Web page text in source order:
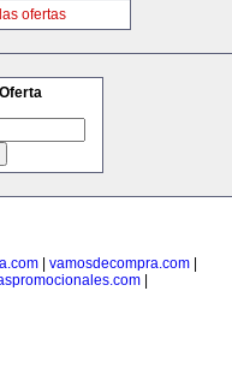
ofertas
| vamosdecompra.com|
|